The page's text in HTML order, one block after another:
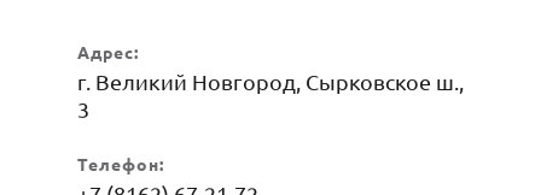
Адрес:
г. Великий Новгород, Сырковское ш.,
3
Телефон: